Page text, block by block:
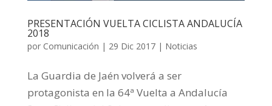
PRESENTACIÓN VUELTA CICLISTA ANDALUCÍA
2018
por Comunicación | 29 Dic 2017| Noticias
La Guardia de Jaén volverá a ser
protagonista en la 64ª Vuelta a Andalucía